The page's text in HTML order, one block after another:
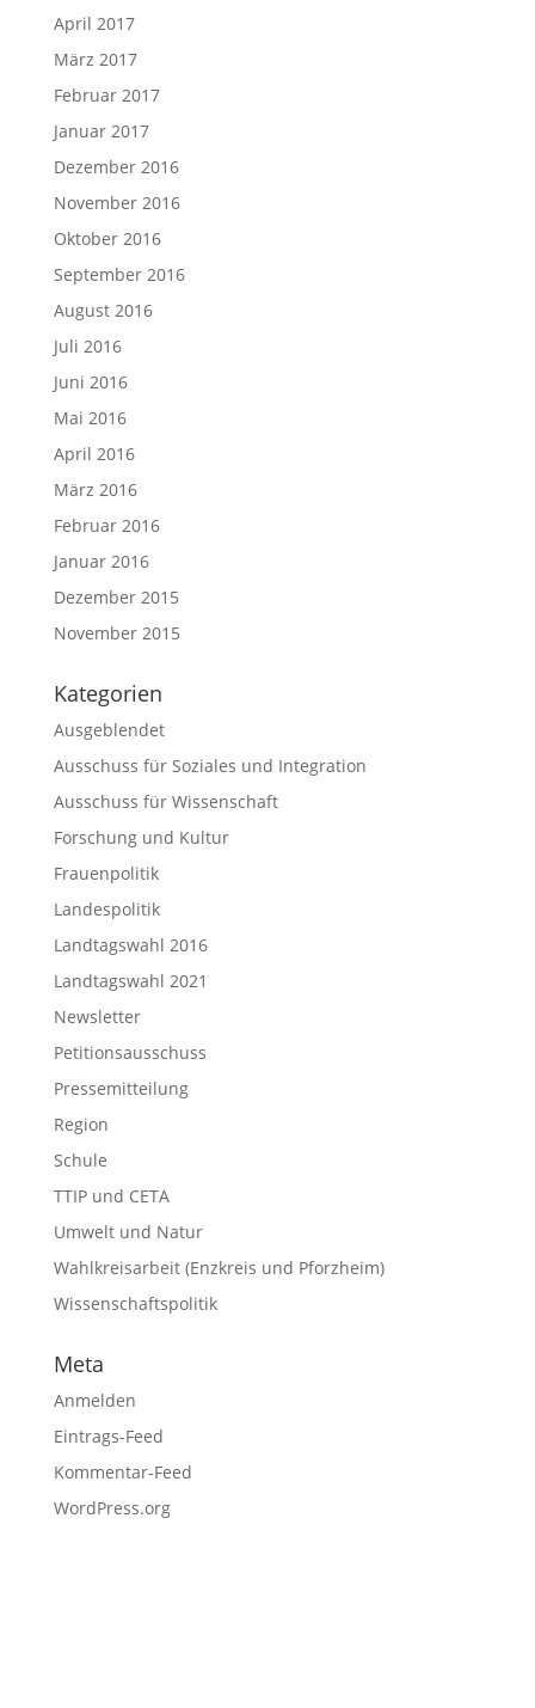
April 2017
März 2017
Februar 2017
Januar 2017
Dezember 2016
November 2016
Oktober 2016
September 2016
August 2016
Juli 2016
Juni 2016
Mai 2016
April 2016
März 2016
Februar 2016
Januar 2016
Dezember 2015
November 2015
Kategorien
Ausgeblendet
Ausschuss für Soziales und Integration
Ausschuss für Wissenschaft
Forschung und Kultur
Frauenpolitik
Landespolitik
Landtagswahl 2016
Landtagswahl 2021
Newsletter
Petitionsausschuss
Pressemitteilung
Region
Schule
TTIP und CETA
Umwelt und Natur
Wahlkreisarbeit (Enzkreis und Pforzheim)
Wissenschaftspolitik
Meta
Anmelden
Eintrags-Feed
Kommentar-Feed
WordPress.org